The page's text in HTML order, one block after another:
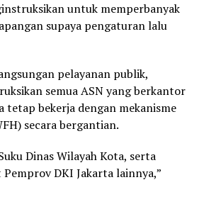
untuk memperbanyak
supaya pengaturan lalu
pelayanan publik,
semua ASN yang berkantor
tetap bekerja dengan mekanisme
secara bergantian.
Dinas Wilayah Kota, serta
DKI Jakarta lainnya,”